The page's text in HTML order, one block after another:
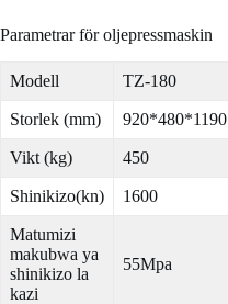
Parametrar för oljepressmaskin
Modell TZ-180
Storlek (mm) 920*480*1190
Vikt (kg) 450
Shinikizo(kn) 1600
Matumizi
makubwa ya
shinikizo la
kazi
55Mpa